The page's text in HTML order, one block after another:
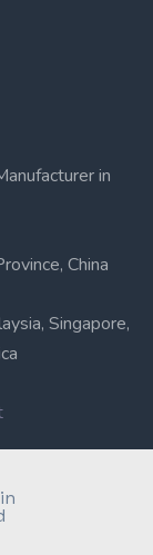
in
China
Singapore,
China.